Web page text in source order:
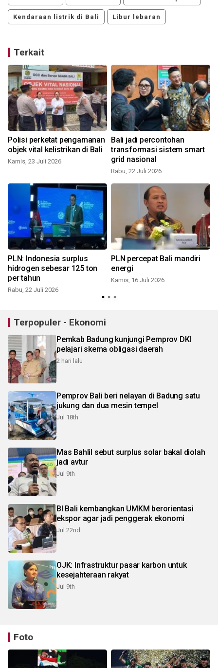
Kendaraan listrik di Bali Libur lebaran
Terkait
Polisi perketat pengamanan
objek vital kelistrikan di Bali
Kamis, 23 Juli 2026
Bali jadi percontohan
transformasi sistem smart
grid nasional
Rabu, 22 Juli 2026
PLN: Indonesia surplus
hidrogen sebesar 125 ton
per tahun
Rabu, 22 Juli 2026
PLN percepat Bali mandiri
energi
Kamis, 16 Juli 2026
Terpopuler - Ekonomi
Pemkab Badung kunjungi Pemprov DKI
pelajari skema obligasi daerah
2 hari lalu
Pemprov Bali beri nelayan di Badung satu
jukung dan dua mesin tempel
Jul 18th
Mas Bahlil sebut surplus solar bakal diolah
jadi avtur
Jul 9th
BI Bali kembangkan UMKM berorientasi
ekspor agar jadi penggerak ekonomi
Jul 22nd
OJK: Infrastruktur pasar karbon untuk
kesejahteraan rakyat
Jul 9th
Foto